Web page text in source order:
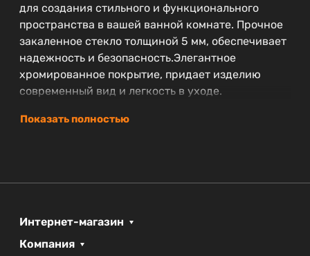
для создания стильного и функционального
пространства в вашей ванной комнате. Прочное
закаленное стекло толщиной 5 мм, обеспечивает
надежность и безопасность.Элегантное
хромированное покрытие, придает изделию
современный вид и легкость в уходе.
Показать полностью
Интернет-магазин
Компания